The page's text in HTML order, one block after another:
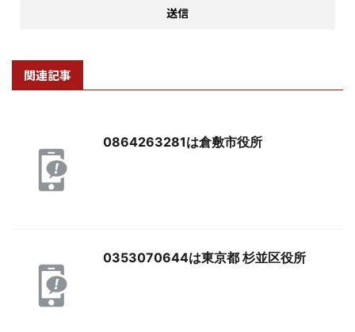
関連記事
0864263281は倉敷市役所
0353070644は東京都 杉並区役所